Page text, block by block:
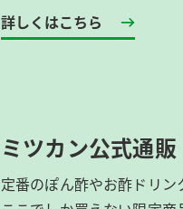
詳しくはこちら
ミツカン公式通販
定番のぽん酢やお酢ドリン